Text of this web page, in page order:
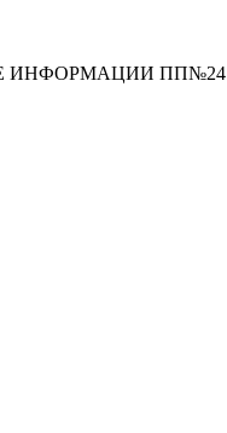
ИНФОРМАЦИИ ПП№24